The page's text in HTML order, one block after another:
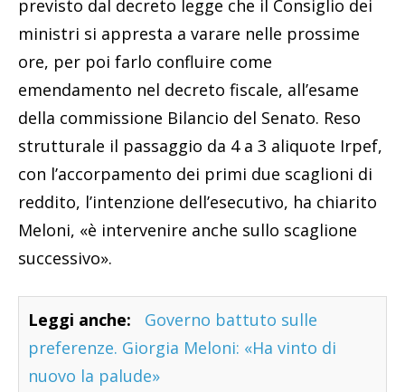
previsto dal decreto legge che il Consiglio dei
ministri si appresta a varare nelle prossime
ore, per poi farlo confluire come
emendamento nel decreto fiscale, all’esame
della commissione Bilancio del Senato. Reso
strutturale il passaggio da 4 a 3 aliquote Irpef,
con l’accorpamento dei primi due scaglioni di
reddito, l’intenzione dell’esecutivo, ha chiarito
Meloni, «è intervenire anche sullo scaglione
successivo».
Leggi anche:
Governo battuto sulle
preferenze. Giorgia Meloni: «Ha vinto di
nuovo la palude»